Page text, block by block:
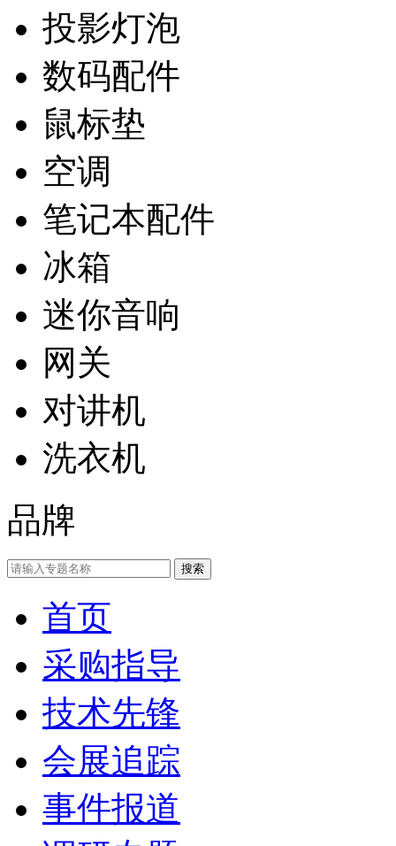
投影灯泡
数码配件
鼠标垫
空调
笔记本配件
冰箱
迷你音响
网关
对讲机
洗衣机
品牌
首页
采购指导
技术先锋
会展追踪
事件报道